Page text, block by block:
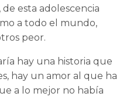
esta adolescencia
a todo el mundo,
peor.
hay una historia que
hay un amor al que ha
a lo mejor no había